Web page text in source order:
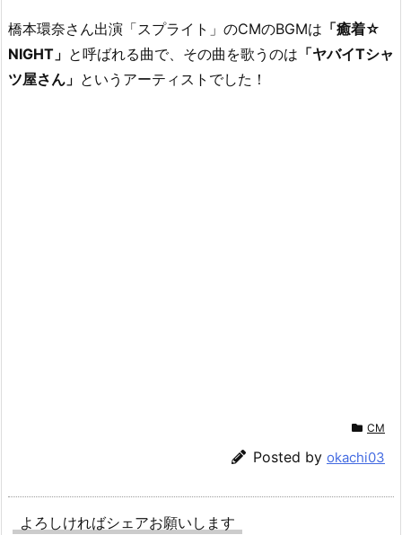
橋本環奈さん出演「スプライト」のCMのBGMは 「癒着☆
NIGHT」 と呼ばれる曲で、その曲を歌うのは 「ヤバイTシャ
ツ屋さん」 というアーティストでした！
CM
Posted by okachi03
よろしければシェアお願いします